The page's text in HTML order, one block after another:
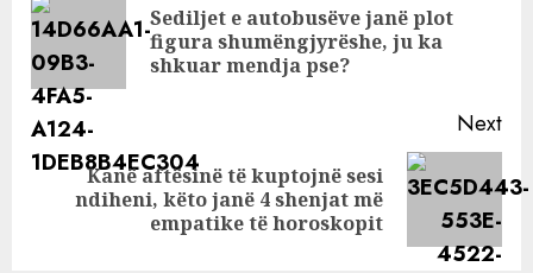
ReadingSediljet e autobusëve janë plot
figura shumëngjyrëshe, ju ka
shkuar mendja pse?
Next
Next
Kanë aftësinë të kuptojnë sesi
ndiheni, këto janë 4 shenjat më
empatike të horoskopit